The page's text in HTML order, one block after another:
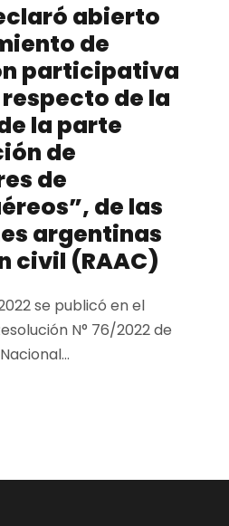
abierto
de
participativa
de la
la parte
de
de
de las
argentinas
civil (RAAC)
se publicó en el
N° 76/2022 de